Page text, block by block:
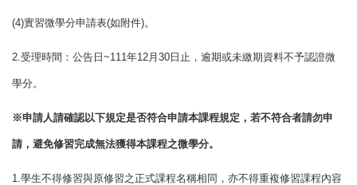
(4)實習微學分申請表(如附件)。
2.受理時間：公告日 ~111年12月 30 日止，逾期或未繳期資料不予認證微
學分。
※申請人請確認以下規定是否符合申請本課程規定，若不符合者請勿申
請，避免修習完成無法獲得本課程之微學分。
1.學生不得修習與原修習之正式課程名稱相同，亦不得重複修習課程內容